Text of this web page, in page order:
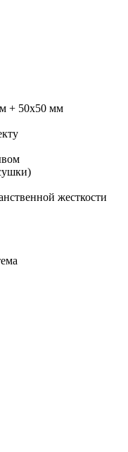
+ 50х50 мм
жесткости